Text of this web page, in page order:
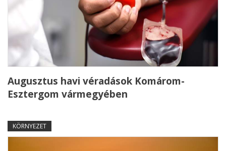
Augusztus havi véradások Komárom-
Esztergom vármegyében
KÖRNYEZET